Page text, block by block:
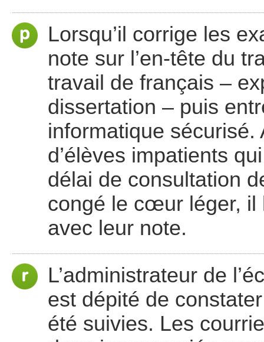
Lorsqu’il corrige les
note sur l’en-tête du
travail de français –
dissertation – puis
informatique sécurisé.
d’élèves impatients
délai de consultation
congé le cœur léger, il
avec leur note.
L’administrateur de
est dépité de
été suivies. Les